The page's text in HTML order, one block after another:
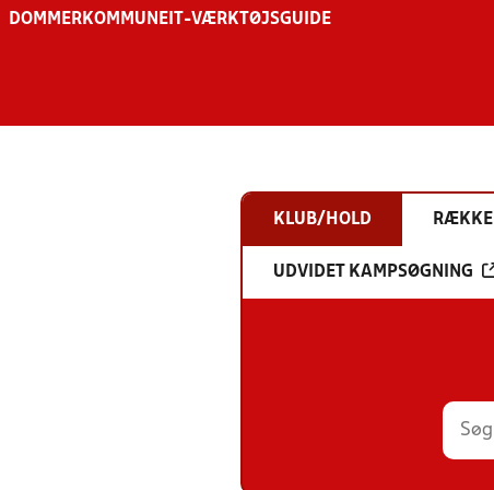
DOMMER KOMMUNE IT-VÆRKTØJSGUIDE
KLUB/HOLD RÆKKE
UDVIDET KAMPSØGNING